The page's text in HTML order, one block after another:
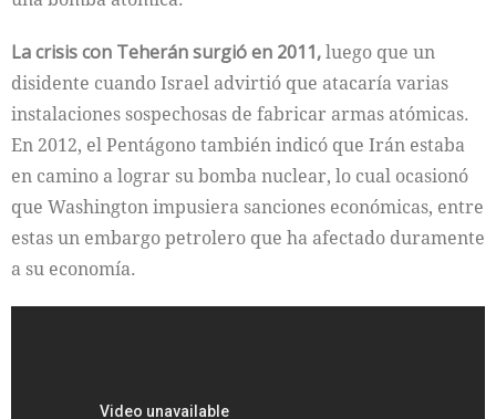
La crisis con Teherán surgió en 2011,luego que un
disidente cuando Israel advirtió que atacaría varias
instalaciones sospechosas de fabricar armas atómicas.
En 2012, el Pentágono también indicó que Irán estaba
en camino a lograr su bomba nuclear, lo cual ocasionó
que Washington impusiera sanciones económicas, entre
estas un embargo petrolero que ha afectado duramente
a su economía.